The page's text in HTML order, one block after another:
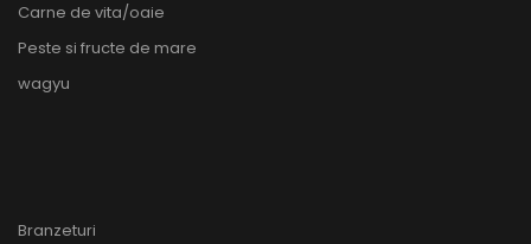
Carne de vita/oaie
Peste si fructe de mare
wagyu
Branzeturi